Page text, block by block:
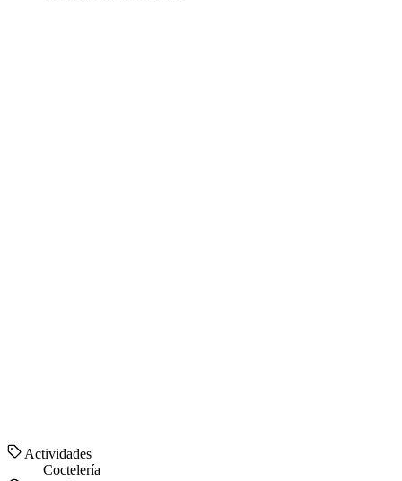
Actividades
Coctelería